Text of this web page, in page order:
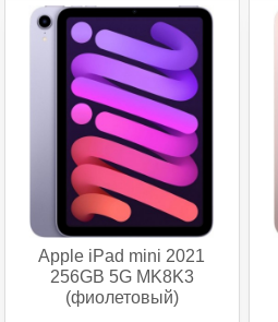
Apple iPad mini 2021
256GB 5G MK8K3
(фиолетовый)